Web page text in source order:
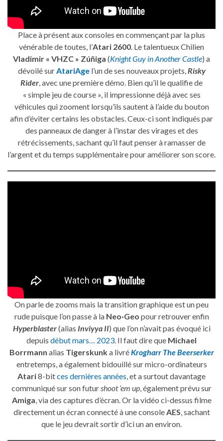
Place à présent aux consoles en commençant par la plus
vénérable de toutes, l’Atari 2600. Le talentueux Chilien
Vladimir « VHZC » Zúñiga (Knight Guy in Another Castle) a
dévoilé surAtariAgel’un de ses nouveaux projets,Risky
Rider, avec une première démo. Bien qu’il le qualifie de
« simple jeu de course », il impressionne déjà avec ses
véhicules qui zooment lorsqu’ils sautent à l’aide du bouton
afin d’éviter certains les obstacles. Ceux-ci sont indiqués par
des panneaux de danger à l’instar des virages et des
rétrécissements, sachant qu’il faut penser à ramasser de
l’argent et du temps supplémentaire pour améliorer son score.
On parle de zooms mais la transition graphique est un peu
rude puisque l’on passe à la Neo·Geo pour retrouver enfin
Hyperblaster(alias Inviyya II) que l’on n’avait pas évoqué ici
depuis début mars… 2023. Il faut dire que Michael
Borrmann alias Tigerskunka livréKrogharr The Beerserker
entretemps, a également bidouillé sur micro-ordinateurs
Atari8-bitces dernières années, et a surtout davantage
communiqué sur son futurshoot ’em up, également prévu sur
Amiga, via des captures d’écran. Or la vidéo ci-dessus filme
directement un écran connecté à une consoleAES, sachant
que le jeu devrait sortir d’ici un an environ.